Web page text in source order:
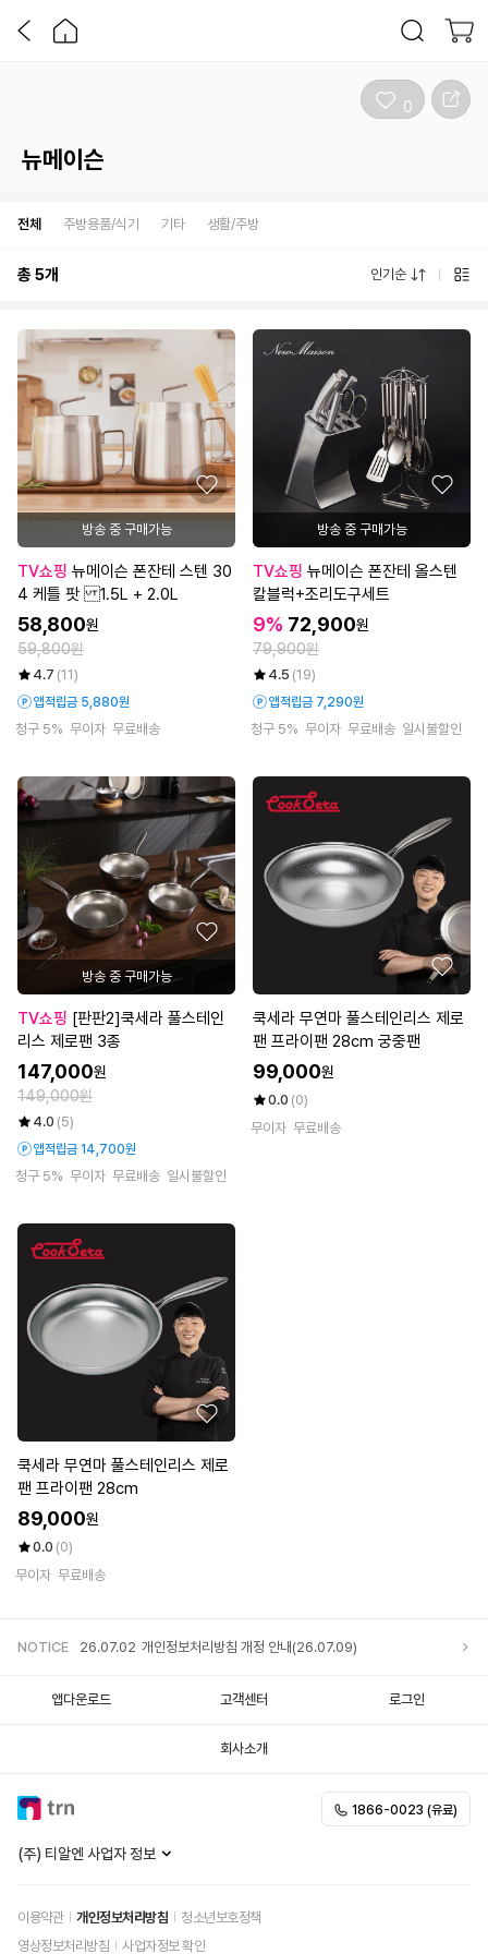
뉴메이슨
0
전체 주방용품/식기 기타 생활/주방
총5개 인기순
방송 중 구매가능
TV쇼핑
4 케틀 팟 1.5L + 2.0L
58,800원
59,800원
4.7 (11)
앱적립금 5,880원
청구 5% 무이자 무료배송
방송 중 구매가능
TV쇼핑
칼블럭+조리도구세트
9% 72,900원
79,900원
4.5 (19)
앱적립금 7,290원
청구 5% 무이자 무료배송 일시불할인
방송 중 구매가능
TV쇼핑
리스 제로팬 3종
147,000원
149,000원
4.0 (5)
앱적립금 14,700원
청구 5% 무이자 무료배송 일시불할인
쿡세라 무연마 풀스테인리스 제로
팬 프라이팬 28cm 궁중팬
99,000원
0.0 (0)
무이자 무료배송
쿡세라 무연마 풀스테인리스 제로
팬 프라이팬 28cm
89,000원
0.0 (0)
무이자 무료배송
NOTICE 26.07.02 개인정보처리방침 개정 안내(26.07.09)
앱다운로드 고객센터 로그인
회사소개
(주) 티알엔 사업자 정보
이용약관 개인정보처리방침
청소년보호정책
영상정보처리방침
사업자정보 확인
1866-0023 (유료)